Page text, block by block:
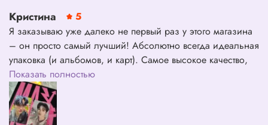
Кристина
5
Я заказываю уже далеко не первый раз у этого магазина
– он просто самый лучший! Абсолютно всегда идеальная
упаковка (и альбомов, и карт). Самое высокое качество,
быстрая и удобная доставка. Обратная связь всегда
очень быстрая. Я заказала сразу два максидента: версию
heart и case – и в обоих мне выпал мой биас Минхо.
Спасибо огромное!
Показать полностью